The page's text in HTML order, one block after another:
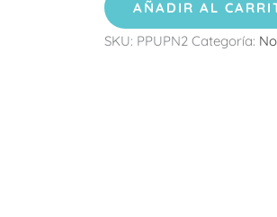
AÑADIR AL
SKU: PPUPN2 Categoría: